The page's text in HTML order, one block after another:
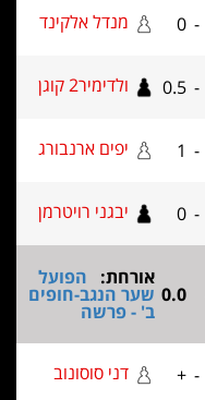
מנדל אלקינד
ולדימיר2 קוגן
יפים ארנבורג
יבגני רויטרמן
אורחת:הפועל
שער הנגב-חופים
ב' - פרשה
דני סוסונוב